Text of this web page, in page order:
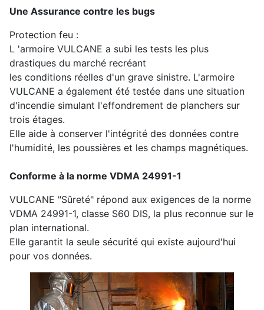
Une Assurance contre les bugs
Protection feu :
L 'armoire VULCANE a subi les tests les plus
drastiques du marché recréant
les conditions réelles d'un grave sinistre. L'armoire
VULCANE a également été testée dans une situation
d'incendie simulant l'effondrement de planchers sur
trois étages.
Elle aide à conserver l'intégrité des données contre
l'humidité, les poussières et les champs magnétiques.
Conforme à la norme VDMA 24991-1
VULCANE "Sûreté" répond aux exigences de la norme
VDMA 24991-1, classe S60 DIS, la plus reconnue sur le
plan international.
Elle garantit la seule sécurité qui existe aujourd'hui
pour vos données.